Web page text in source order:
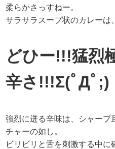
柔らかさっすねー。
サラサラスープ状のカレー
どひー!!!猛烈
辛さ!!!Σ(ﾟДﾟ;)
強烈に迸る辛味は、シャープ
チャーの如し。
ビリビリと舌を刺激する中